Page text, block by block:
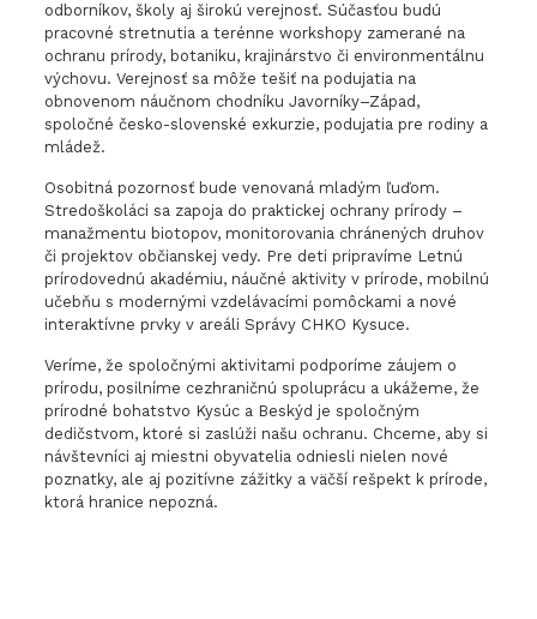
odborníkov, školy aj širokú verejnosť. Súčasťou budú
pracovné stretnutia a terénne workshopy zamerané na
ochranu prírody, botaniku, krajinárstvo či environmentálnu
výchovu. Verejnosť sa môže tešiť na podujatia na
obnovenom náučnom chodníku Javorníky–Západ,
spoločné česko-slovenské exkurzie, podujatia pre rodiny a
mládež.
Osobitná pozornosť bude venovaná mladým ľuďom.
Stredoškoláci sa zapoja do praktickej ochrany prírody –
manažmentu biotopov, monitorovania chránených druhov
či projektov občianskej vedy. Pre deti pripravíme Letnú
prírodovednú akadémiu, náučné aktivity v prírode, mobilnú
učebňu s modernými vzdelávacími pomôckami a nové
interaktívne prvky v areáli Správy CHKO Kysuce.
Veríme, že spoločnými aktivitami podporíme záujem o
prírodu, posilníme cezhraničnú spoluprácu a ukážeme, že
prírodné bohatstvo Kysúc a Beskýd je spoločným
dedičstvom, ktoré si zaslúži našu ochranu. Chceme, aby si
návštevníci aj miestni obyvatelia odniesli nielen nové
poznatky, ale aj pozitívne zážitky a väčší rešpekt k prírode,
ktorá hranice nepozná.